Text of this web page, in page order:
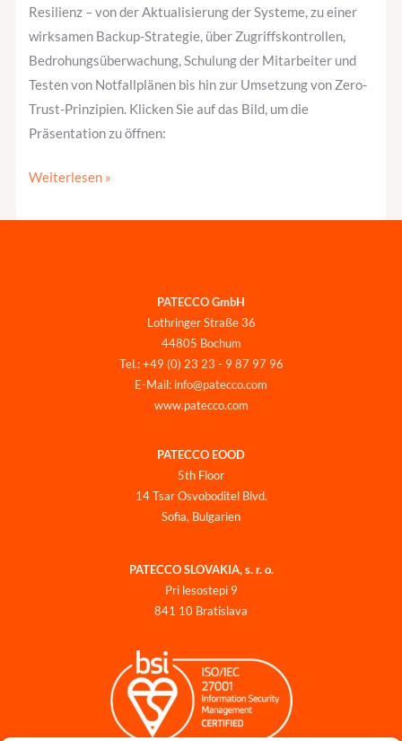
Resilienz – von der Aktualisierung der Systeme, zu einer
wirksamen Backup-Strategie, über Zugriffskontrollen,
Bedrohungsüberwachung, Schulung der Mitarbeiter und
Testen von Notfallplänen bis hin zur Umsetzung von Zero-
Trust-Prinzipien. Klicken Sie auf das Bild, um die
Präsentation zu öffnen:
Weiterlesen »
PATECCO GmbH
Lothringer Straße 36
44805 Bochum
Tel.: +49 (0) 23 23 - 9 87 97 96
E-Mail: info@patecco.com
www.patecco.com
PATECCO EOOD
5th Floor
14 Tsar Osvoboditel Blvd.
Sofia, Bulgarien
PATECCO SLOVAKIA, s. r. o.
Pri lesostepi 9
841 10 Bratislava